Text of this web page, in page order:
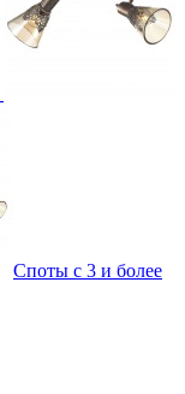
Споты с 3 и более